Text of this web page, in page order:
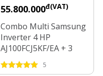
55.800.000đ(VAT)
Combo Multi Samsung
Inverter 4 HP
AJ100FCJ5KF/EA + 3
Dàn Lạnh 1 HP - 1.5 HP
- 2.5 HP
5